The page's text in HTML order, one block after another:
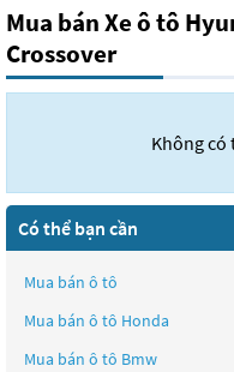
Mua bán Xe ô tô
Crossover
Không có
Có thể bạn cần
Mua bán ô tô
Mua bán ô tô Honda
Mua bán ô tô Bmw